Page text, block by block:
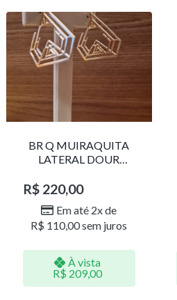
BR Q MUIRAQUITA
LATERAL DOUR
R$ 220,00
Em até 2x de
R$ 110,00sem juros
À vista
R$ 209,00